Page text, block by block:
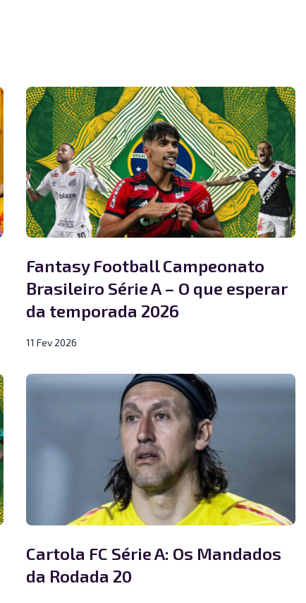
Fantasy Football Campeonato
Brasileiro Série A – O que esperar
da temporada 2026
11 Fev 2026
Cartola FC Série A: Os Mandados
da Rodada 20